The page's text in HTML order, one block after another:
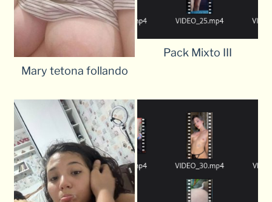
Mary tetona follando
Pack Mixto III